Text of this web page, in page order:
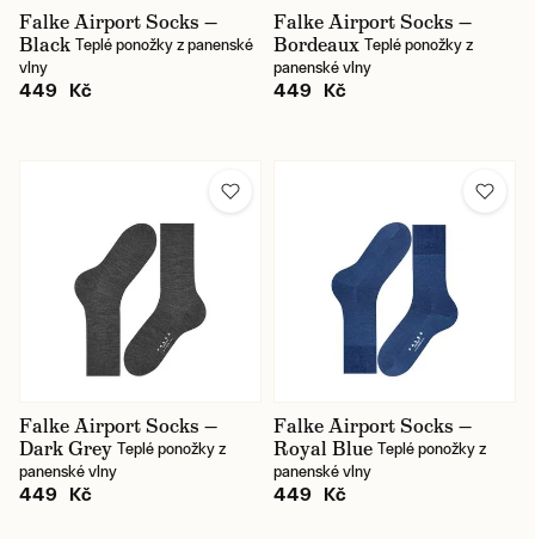
Falke Airport Socks —
Black Teplé ponožky z panenské
vlny
449 Kč
Falke Airport Socks —
Bordeaux Teplé ponožky z
panenské vlny
449 Kč
Falke Airport Socks —
Dark Grey Teplé ponožky z
panenské vlny
449 Kč
Falke Airport Socks —
Royal Blue Teplé ponožky z
panenské vlny
449 Kč